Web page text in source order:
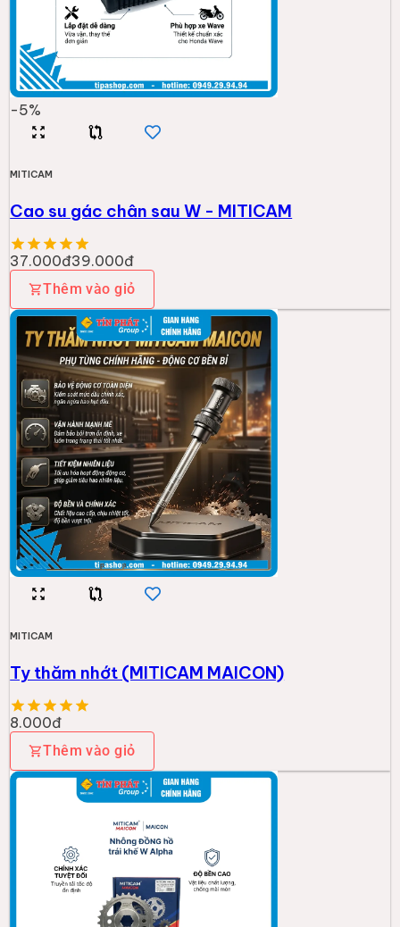
-5%
MITICAM
Cao su gác chân sau W - MITICAM
37.000đ39.000đ
Thêm vào giỏ
MITICAM
Ty thăm nhớt (MITICAM MAICON)
8.000đ
Thêm vào giỏ